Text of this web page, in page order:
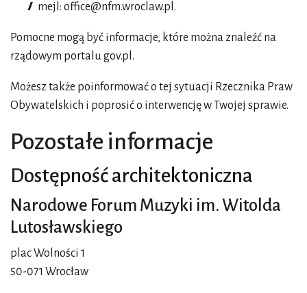
mejl: office@nfm.wroclaw.pl .
Pomocne mogą być informacje, które można znaleźć na
rządowym portalu gov.pl .
Możesz także poinformować o tej sytuacji Rzecznika Praw
Obywatelskich i poprosić o interwencję w Twojej sprawie.
Pozostałe informacje
Dostępność architektoniczna
Narodowe Forum Muzyki im. Witolda
Lutosławskiego
plac Wolności 1
50-071 Wrocław